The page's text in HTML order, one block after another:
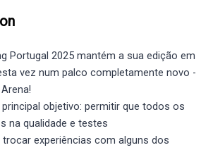
Portugal 2025 mantém a sua edição em
vez num palco completamente novo -
objetivo: permitir que todos os
na qualidade e testes
experiências com alguns dos